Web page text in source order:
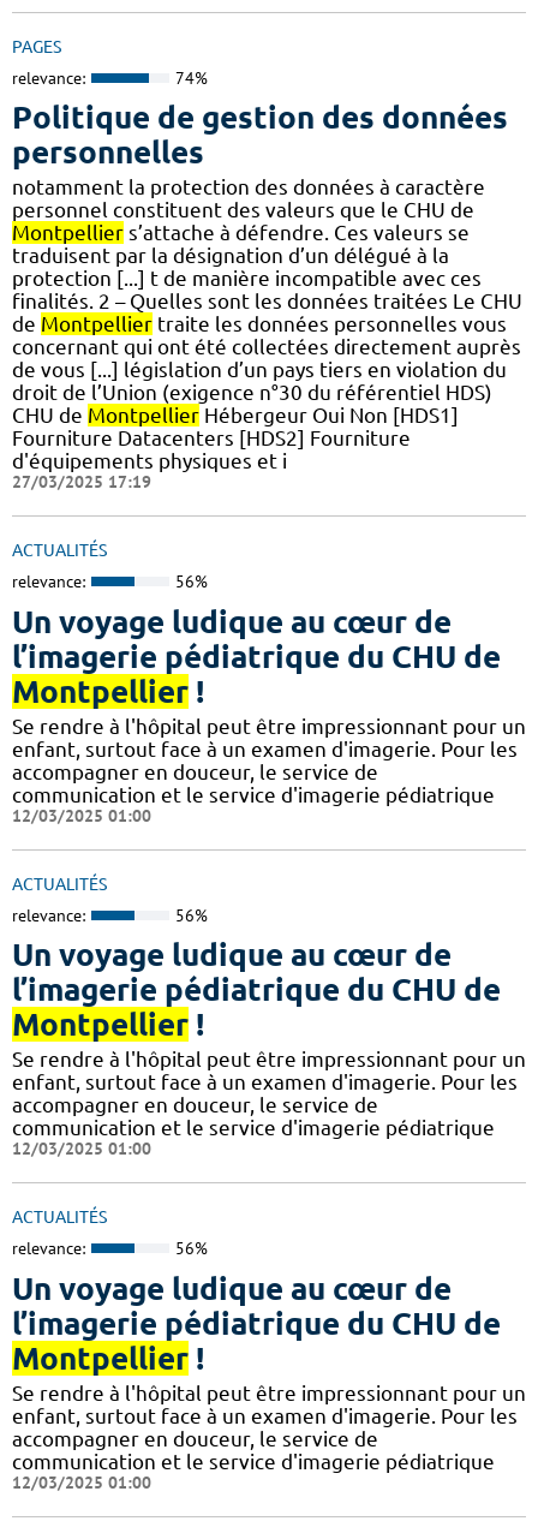
PAGES
relevance: 74%
Politique de gestion des données
personnelles
notamment la protection des données à caractère
personnel constituent des valeurs que le CHU de
Montpellier s’attache à défendre. Ces valeurs se
traduisent par la désignation d’un délégué à la
protection [...] t de manière incompatible avec ces
finalités. 2 – Quelles sont les données traitées Le CHU
de Montpellier traite les données personnelles vous
concernant qui ont été collectées directement auprès
de vous [...] législation d’un pays tiers en violation du
droit de l’Union (exigence n°30 du référentiel HDS)
CHU de Montpellier Hébergeur Oui Non [HDS1]
Fourniture Datacenters [HDS2] Fourniture
d'équipements physiques et i
27/03/2025 17:19
ACTUALITÉS
relevance: 56%
Un voyage ludique au cœur de
l’imagerie pédiatrique du CHU de
Montpellier !
​​​Se rendre à l'hôpital peut être impressionnant pour un
enfant, surtout face à un examen d'imagerie. Pour les
accompagner en douceur, le service de
communication et le service d'imagerie pédiatrique
12/03/2025 01:00
ACTUALITÉS
relevance: 56%
Un voyage ludique au cœur de
l’imagerie pédiatrique du CHU de
Montpellier !
​​​Se rendre à l'hôpital peut être impressionnant pour un
enfant, surtout face à un examen d'imagerie. Pour les
accompagner en douceur, le service de
communication et le service d'imagerie pédiatrique
12/03/2025 01:00
ACTUALITÉS
relevance: 56%
Un voyage ludique au cœur de
l’imagerie pédiatrique du CHU de
Montpellier !
​​​Se rendre à l'hôpital peut être impressionnant pour un
enfant, surtout face à un examen d'imagerie. Pour les
accompagner en douceur, le service de
communication et le service d'imagerie pédiatrique
12/03/2025 01:00